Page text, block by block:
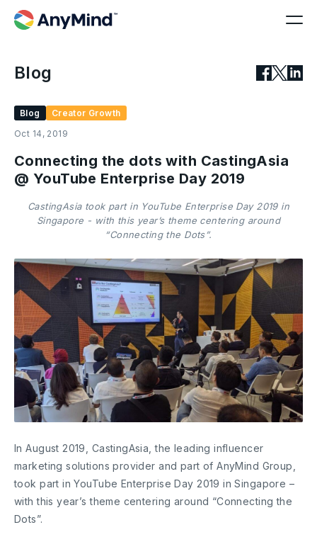
Blog
Blog
Creator Growth
Oct 14, 2019
Connecting the dots with CastingAsia
@ YouTube Enterprise Day 2019
CastingAsia took part in YouTube Enterprise Day 2019 in
Singapore - with this year’s theme centering around
“Connecting the Dots”.
In August 2019, CastingAsia, the leading influencer
marketing solutions provider and part of AnyMind Group,
took part in YouTube Enterprise Day 2019 in Singapore –
with this year’s theme centering around “Connecting the
Dots”.